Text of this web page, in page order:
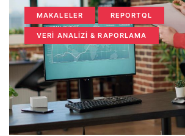
MAKALELER REPORTQL
VERI ANALIZI & RAPORLAMA